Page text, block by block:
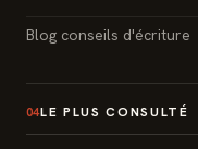
Blog conseils d'écriture
04LE PLUS CONSULTÉ